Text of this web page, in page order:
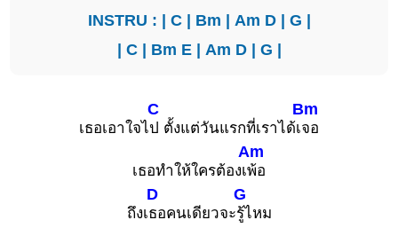
INSTRU : | C| Bm | Am D| G |
| C| Bm E| Am D| G |
เธอเอาใจไ
C
ป ตั้งแต่วันแรกที่เราได้เ
Bm
จอ
เธอทำให้ใครต้องเ
Am
พ้อ
ถึงเ
D
ธอคนเดียวจะ
G
รู้ไหม